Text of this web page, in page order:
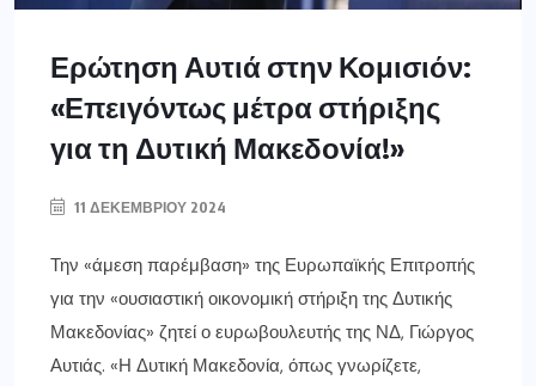
Ερώτηση Αυτιά στην Κομισιόν:
«Επειγόντως μέτρα στήριξης
για τη Δυτική Μακεδονία!»
11 ΔΕΚΕΜΒΡΊΟΥ 2024
Την «άμεση παρέμβαση» της Ευρωπαϊκής Επιτροπής
για την «ουσιαστική οικονομική στήριξη της Δυτικής
Μακεδονίας» ζητεί ο ευρωβουλευτής της ΝΔ, Γιώργος
Αυτιάς. «Η Δυτική Μακεδονία, όπως γνωρίζετε,